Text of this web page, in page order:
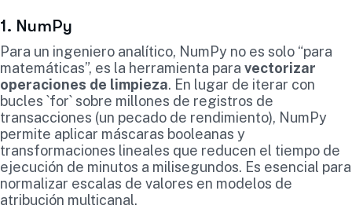
1. NumPy
Para un ingeniero analítico, NumPy no es solo “para
matemáticas”, es la herramienta para vectorizar
operaciones de limpieza. En lugar de iterar con
bucles `for` sobre millones de registros de
transacciones (un pecado de rendimiento), NumPy
permite aplicar máscaras booleanas y
transformaciones lineales que reducen el tiempo de
ejecución de minutos a milisegundos. Es esencial para
normalizar escalas de valores en modelos de
atribución multicanal.